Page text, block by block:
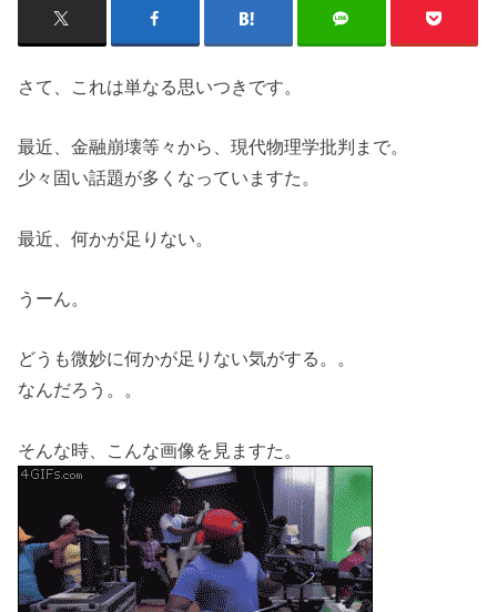
さて、これは単なる思いつきです。
最近、金融崩壊等々から、現代物理学批判まで。
少々固い話題が多くなっていますた。
最近、何かが足りない。
うーん。
どうも微妙に何かが足りない気がする。。
なんだろう。。
そんな時、こんな画像を見ますた。